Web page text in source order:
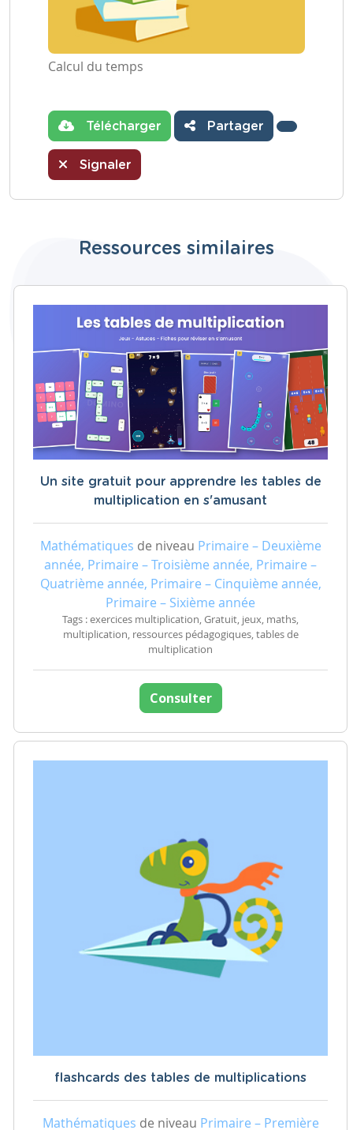
Calcul du temps
Télécharger Partager
Signaler
Ressources similaires
Un site gratuit pour apprendre les tables de
multiplication en s'amusant
Mathématiques de niveau Primaire – Deuxième
année, Primaire – Troisième année, Primaire –
Quatrième année, Primaire – Cinquième année,
Primaire – Sixième année
Tags : exercices multiplication, Gratuit, jeux, maths,
multiplication, ressources pédagogiques, tables de
multiplication
Consulter
flashcards des tables de multiplications
Mathématiques de niveau Primaire – Première